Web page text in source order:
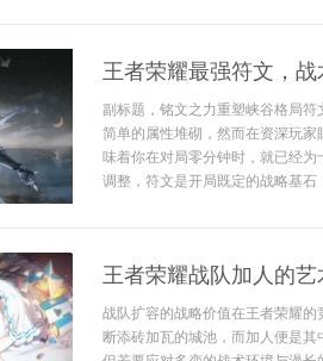
王者荣耀最强符文，
副标题，铭文之力重塑峡谷格局
简单的属性堆砌，然而在资深玩
味着你在对局零分钟时，就已经
调整，符文是开局既定的战略基
王者荣耀战队加人的
战队扩容的战略价值在王者荣耀
断添砖加瓦的城池，而加人便是